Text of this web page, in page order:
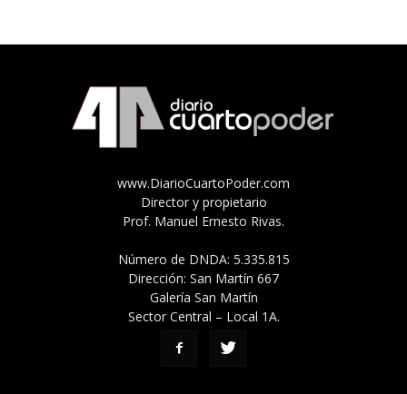
www.DiarioCuartoPoder.com
Director y propietario
Prof. Manuel Ernesto Rivas.
Número de DNDA: 5.335.815
Dirección: San Martín 667
Galería San Martín
Sector Central – Local 1A.